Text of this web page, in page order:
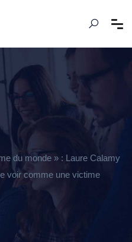
du monde » : Laure Calamy
voir comme une victime